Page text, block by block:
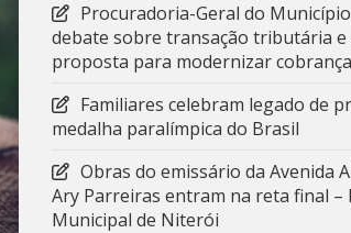
Procuradoria-Geral do
debate sobre transação tributária
proposta para modernizar
Familiares celebram legado de
medalha paralímpica do Brasil
Obras do emissário da Avenida
Ary Parreiras entram na reta final –
Municipal de Niterói